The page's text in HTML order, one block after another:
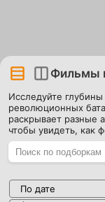
Фильмы
Исследуйте
революционных
раскрывает разные
чтобы увидеть, как
По дате